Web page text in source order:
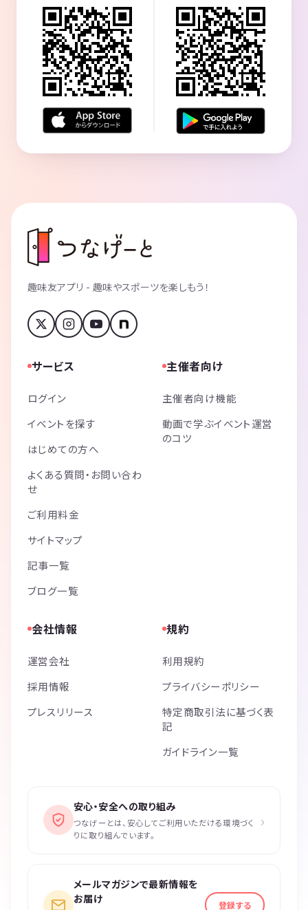
趣味友アプリ - 趣味やスポーツを楽しもう！
サービス
ログイン
イベントを探す
はじめての方へ
よくある質問・お問い合わ
せ
ご利用料金
サイトマップ
記事一覧
ブログ一覧
主催者向け
主催者向け機能
動画で学ぶイベント運営
のコツ
会社情報
運営会社
採用情報
プレスリリース
規約
利用規約
プライバシーポリシー
特定商取引法に基づく表
記
ガイドライン一覧
安心・安全への取り組み
つなげーとは、安心してご利用いただける環境づく
りに取り組んでいます。
›
メールマガジンで最新情報を
お届け
登録する